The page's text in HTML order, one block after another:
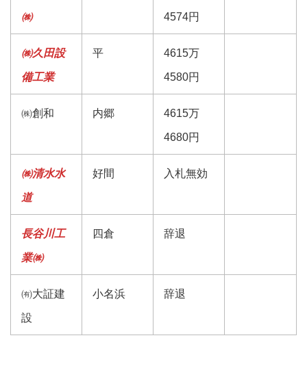
㈱ 4574円
㈱久田設
備工業
平 4615万
4580円
㈱創和 内郷 4615万
4680円
㈱清水水
道
好間 入札無効
長谷川工
業㈱
四倉 辞退
㈲大証建
設
小名浜 辞退